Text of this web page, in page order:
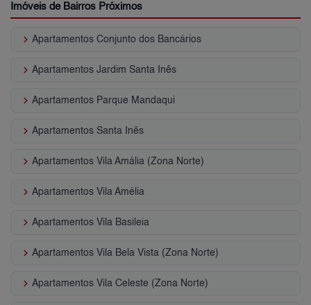
Imóveis de Bairros Próximos
keyboard_arrow_right Apartamentos Conjunto dos Bancários
keyboard_arrow_right Apartamentos Jardim Santa Inês
keyboard_arrow_right Apartamentos Parque Mandaqui
keyboard_arrow_right Apartamentos Santa Inês
keyboard_arrow_right Apartamentos Vila Amália (Zona Norte)
keyboard_arrow_right Apartamentos Vila Amélia
keyboard_arrow_right Apartamentos Vila Basileia
keyboard_arrow_right Apartamentos Vila Bela Vista (Zona Norte)
keyboard_arrow_right Apartamentos Vila Celeste (Zona Norte)